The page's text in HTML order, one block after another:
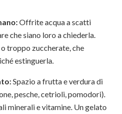
Offrite acqua a scatti
che siano loro a chiederla.
troppo zuccherate, che
estinguerla.
Spazio a frutta e verdura di
pesche, cetrioli, pomodori).
minerali e vitamine. Un gelato